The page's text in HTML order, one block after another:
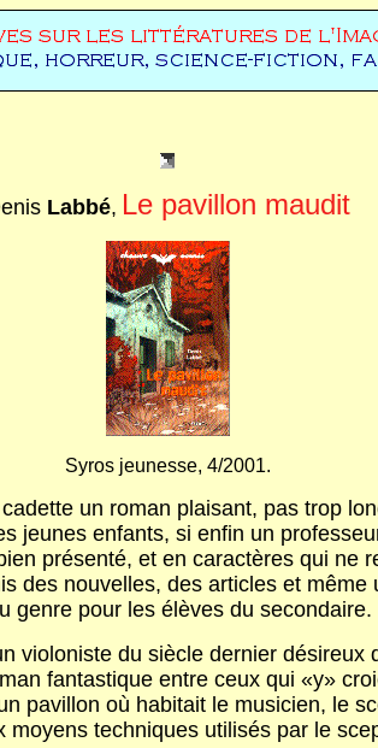
Labbé, Le pavillon maudit
Syros jeunesse, 4/2001.
un roman plaisant, pas trop
jeunes enfants, si enfin un
présenté, et en caractères qui ne
des nouvelles, des articles et
genre pour les élèves du secondaire.
violoniste du siècle dernier
fantastique entre ceux qui «y»
pavillon où habitait le musicien, le
techniques utilisés par le